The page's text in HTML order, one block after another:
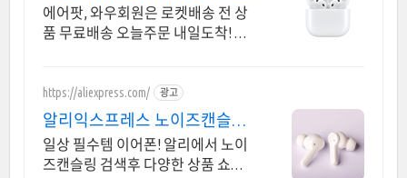
무료 배송
에어팟, 와우회원은 로켓배송 전 상
품 무료배송 오늘주문 내일도착! 꼭
https://aliexpress.com/ 광고
알리익스프레스 노이즈캔슬링
필수템 이어폰 알리에서 쇼핑
일상 필수템 이어폰! 알리에서 노이
즈캔슬링 검색후 다양한 상품 쇼핑